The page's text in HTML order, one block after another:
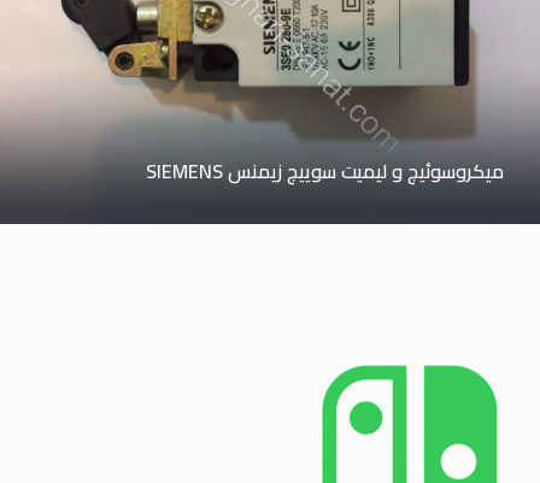
میکروسوئیچ و لیمیت سوییچ زیمنس SIEMENS